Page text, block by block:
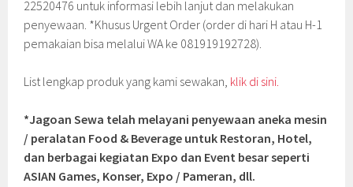
22520476 untuk informasi lebih lanjut dan melakukan
penyewaan. *Khusus Urgent Order (order di hari H atau H-1
pemakaian bisa melalui WA ke 081919192728).
List lengkap produk yang kami sewakan, klik di sini.
*Jagoan Sewa telah melayani penyewaan aneka mesin
/ peralatan Food & Beverage untuk Restoran, Hotel,
dan berbagai kegiatan Expo dan Event besar seperti
ASIAN Games, Konser, Expo / Pameran, dll.